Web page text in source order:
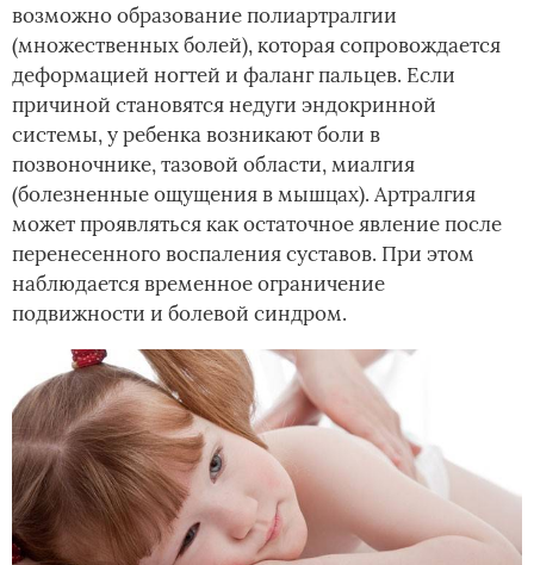
возможно образование полиартралгии
(множественных болей), которая сопровождается
деформацией ногтей и фаланг пальцев. Если
причиной становятся недуги эндокринной
системы, у ребенка возникают боли в
позвоночнике, тазовой области, миалгия
(болезненные ощущения в мышцах). Артралгия
может проявляться как остаточное явление после
перенесенного воспаления суставов. При этом
наблюдается временное ограничение
подвижности и болевой синдром.